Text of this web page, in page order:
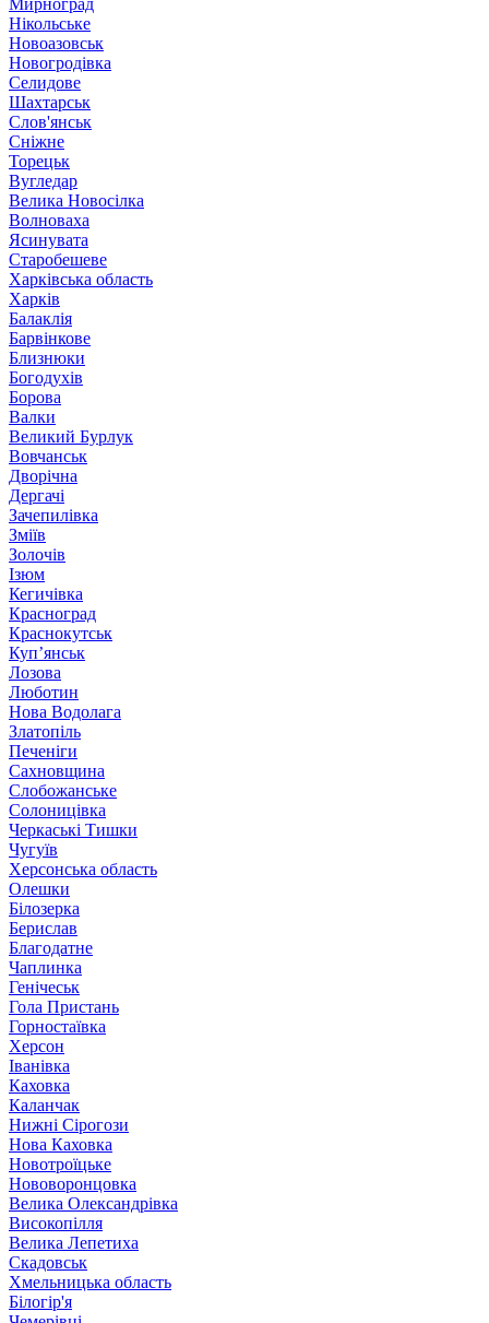
Мирноград
Нікольське
Новоазовськ
Новогродівка
Селидове
Шахтарськ
Слов'янськ
Сніжне
Торецьк
Вугледар
Велика Новосілка
Волноваха
Ясинувата
Старобешеве
Харківська область
Харків
Балаклія
Барвінкове
Близнюки
Богодухів
Борова
Валки
Великий Бурлук
Вовчанськ
Дворічна
Дергачі
Зачепилівка
Зміїв
Золочів
Ізюм
Кегичівка
Красноград
Краснокутськ
Куп’янськ
Лозова
Люботин
Нова Водолага
Златопіль
Печеніги
Сахновщина
Слобожанське
Солоницівка
Черкаські Тишки
Чугуїв
Херсонська область
Олешки
Білозерка
Берислав
Благодатне
Чаплинка
Генічеськ
Гола Пристань
Горностаївка
Херсон
Іванівка
Каховка
Каланчак
Нижні Сірогози
Нова Каховка
Новотроїцьке
Нововоронцовка
Велика Олександрівка
Високопілля
Велика Лепетиха
Скадовськ
Хмельницька область
Білогір'я